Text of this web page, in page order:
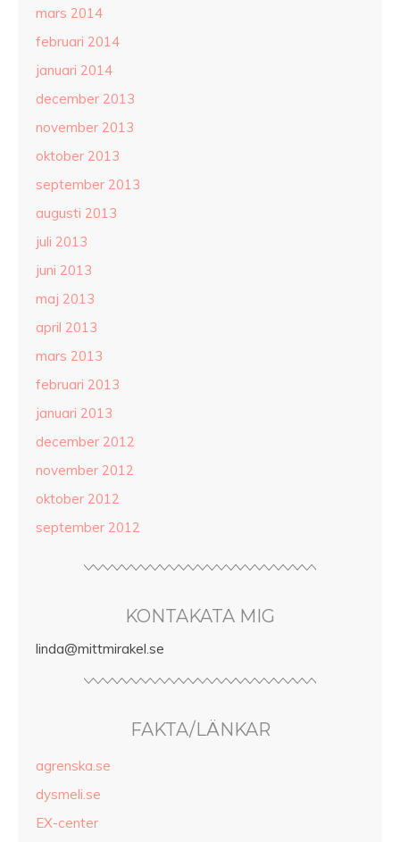
mars 2014
februari 2014
januari 2014
december 2013
november 2013
oktober 2013
september 2013
augusti 2013
juli 2013
juni 2013
maj 2013
april 2013
mars 2013
februari 2013
januari 2013
december 2012
november 2012
oktober 2012
september 2012
KONTAKATA MIG
linda@mittmirakel.se
FAKTA/LÄNKAR
agrenska.se
dysmeli.se
EX-center